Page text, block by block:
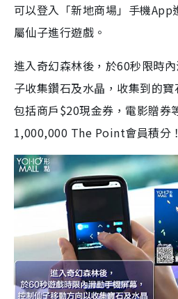
可以登入「新地商場」手機
屬仙子進行遊戲。
進入奇幻森林後，於60秒限時
子收集鑽石及水晶，收集到的
包括商戶$20現金券，電影贈券
1,000,000 The Point會員積分！